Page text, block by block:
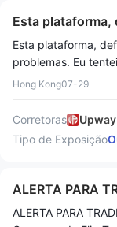
Esta plataforma,
tentei muitas
Esta plataforma,
problemas. Eu
importa se você
na baixa, ela te dá
por um período.
você ganhar
grande na direção
Hong Kong07-29
Corretoras
Upway
Tipo de Exposição
ALERTA PARA
ALERTA PARA